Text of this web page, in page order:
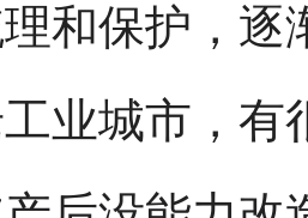
和保护，
业城市，